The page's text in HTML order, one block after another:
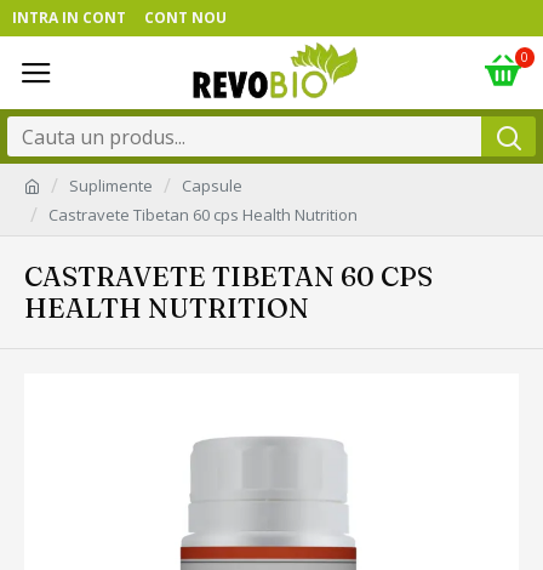
INTRA IN CONT CONT NOU
0
Suplimente
Capsule
Castravete Tibetan 60 cps Health Nutrition
CASTRAVETE TIBETAN 60 CPS
HEALTH NUTRITION